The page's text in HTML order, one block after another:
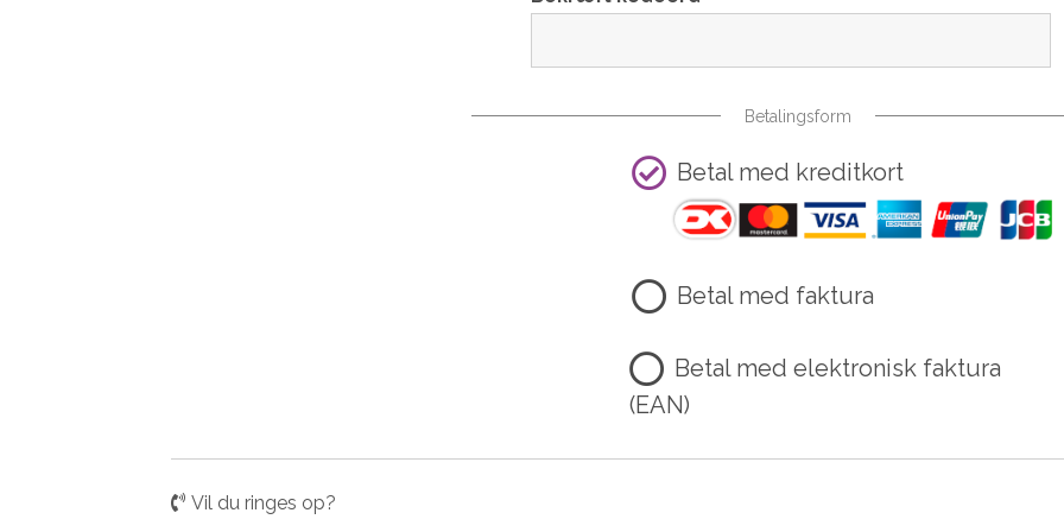
Betalingsform
Betal med kreditkort
Betal med faktura
Betal med elektronisk faktura
(EAN)
Vil du ringes op?